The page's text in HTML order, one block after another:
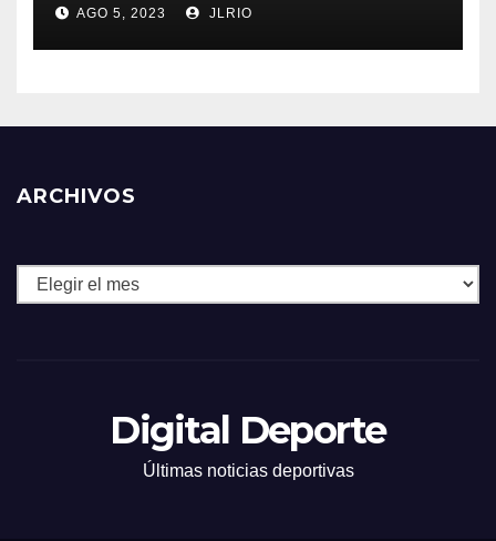
AGO 5, 2023 JLRIO
ARCHIVOS
Archivos
Digital Deporte
Últimas noticias deportivas